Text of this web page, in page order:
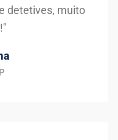
detetives, muito